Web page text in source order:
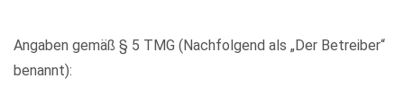
Angaben gemäß § 5 TMG (Nachfolgend als „Der Betreiber“
benannt):